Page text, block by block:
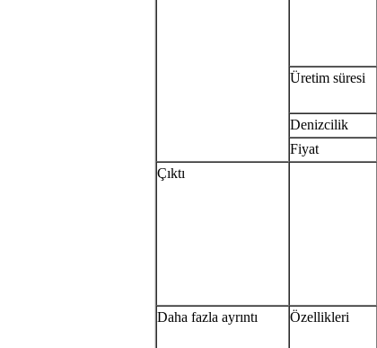
Üretim süresi
Denizcilik
Fiyat
Çıktı
Daha fazla ayrıntı Özellikleri